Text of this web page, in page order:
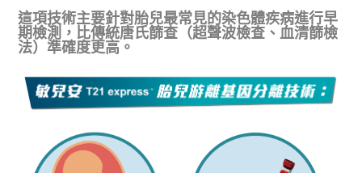
這項技術主要針對胎兒最常見的染色體疾病進行早
期檢測，比傳統唐氏篩查（超聲波檢查、血清篩檢
法）準確度更高。